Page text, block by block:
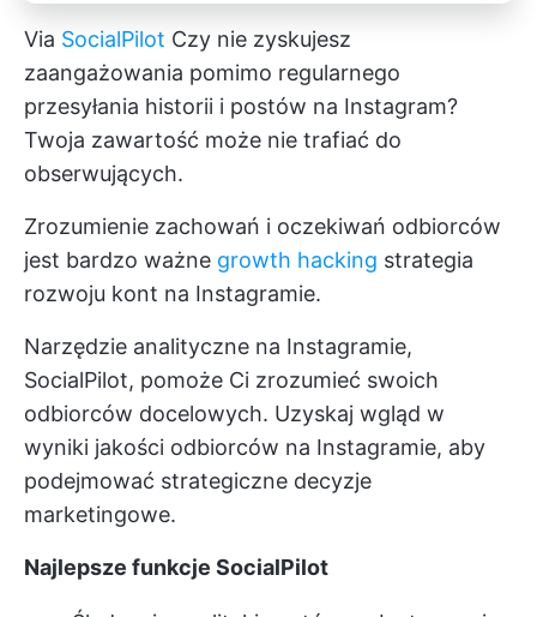
Via SocialPilot Czy nie zyskujesz
zaangażowania pomimo regularnego
przesyłania historii i postów na Instagram?
Twoja zawartość może nie trafiać do
obserwujących.
Zrozumienie zachowań i oczekiwań odbiorców
jest bardzo ważne growth hacking strategia
rozwoju kont na Instagramie.
Narzędzie analityczne na Instagramie,
SocialPilot, pomoże Ci zrozumieć swoich
odbiorców docelowych. Uzyskaj wgląd w
wyniki jakości odbiorców na Instagramie, aby
podejmować strategiczne decyzje
marketingowe.
Najlepsze funkcje SocialPilot